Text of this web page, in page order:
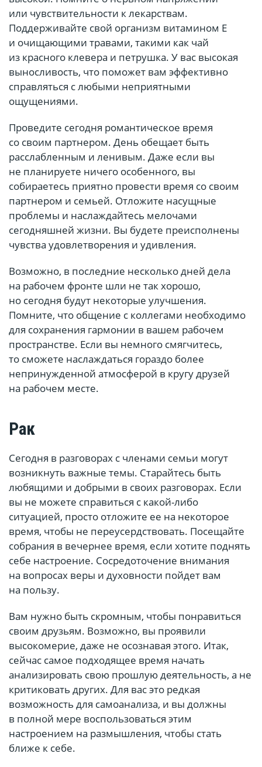
или чувствительности к лекарствам.
Поддерживайте свой организм витамином Е
и очищающими травами, такими как чай
из красного клевера и петрушка. У вас высокая
выносливость, что поможет вам эффективно
справляться с любыми неприятными
ощущениями.
Проведите сегодня романтическое время
со своим партнером. День обещает быть
расслабленным и ленивым. Даже если вы
не планируете ничего особенного, вы
собираетесь приятно провести время со своим
партнером и семьей. Отложите насущные
проблемы и наслаждайтесь мелочами
сегодняшней жизни. Вы будете преисполнены
чувства удовлетворения и удивления.
Возможно, в последние несколько дней дела
на рабочем фронте шли не так хорошо,
но сегодня будут некоторые улучшения.
Помните, что общение с коллегами необходимо
для сохранения гармонии в вашем рабочем
пространстве. Если вы немного смягчитесь,
то сможете наслаждаться гораздо более
непринужденной атмосферой в кругу друзей
на рабочем месте.
Рак
Сегодня в разговорах с членами семьи могут
возникнуть важные темы. Старайтесь быть
любящими и добрыми в своих разговорах. Если
вы не можете справиться с какой-либо
ситуацией, просто отложите ее на некоторое
время, чтобы не переусердствовать. Посещайте
собрания в вечернее время, если хотите поднять
себе настроение. Сосредоточение внимания
на вопросах веры и духовности пойдет вам
на пользу.
Вам нужно быть скромным, чтобы понравиться
своим друзьям. Возможно, вы проявили
высокомерие, даже не осознавая этого. Итак,
сейчас самое подходящее время начать
анализировать свою прошлую деятельность, а не
критиковать других. Для вас это редкая
возможность для самоанализа, и вы должны
в полной мере воспользоваться этим
настроением на размышления, чтобы стать
ближе к себе.